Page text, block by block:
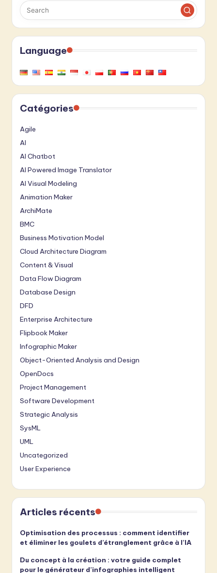
Language
Catégories
Agile
AI
AI Chatbot
AI Powered Image Translator
AI Visual Modeling
Animation Maker
ArchiMate
BMC
Business Motivation Model
Cloud Architecture Diagram
Content & Visual
Data Flow Diagram
Database Design
DFD
Enterprise Architecture
Flipbook Maker
Infographic Maker
Object-Oriented Analysis and Design
OpenDocs
Project Management
Software Development
Strategic Analysis
SysML
UML
Uncategorized
User Experience
Articles récents
Optimisation des processus : comment identifier
et éliminer les goulets d’étranglement grâce à l’IA
Du concept à la création : votre guide complet
pour le générateur d’infographies intelligent